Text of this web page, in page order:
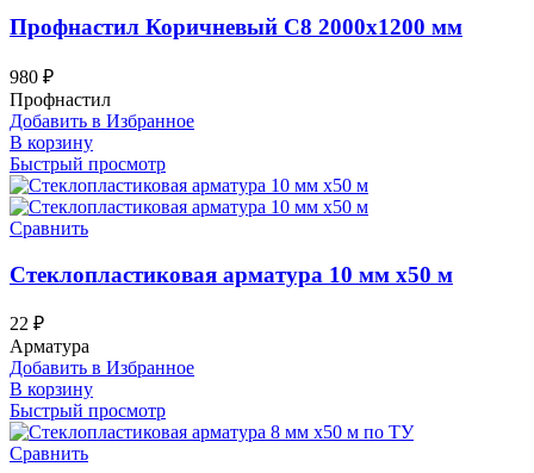
Профнастил Коричневый С8 2000х1200 мм
980 ₽
Профнастил
Добавить в Избранное
В корзину
Быстрый просмотр
Сравнить
Стеклопластиковая арматура 10 мм х50 м
22 ₽
Арматура
Добавить в Избранное
В корзину
Быстрый просмотр
Сравнить